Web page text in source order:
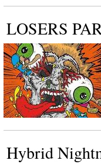
LOSERS
Hybrid